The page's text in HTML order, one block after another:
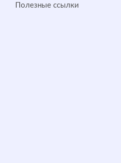
Полезные ссылки